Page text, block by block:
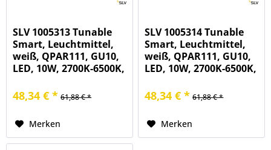
SLV 1005313 Tunable
Smart, Leuchtmittel,
weiß, QPAR111, GU10,
LED, 10W, 2700K-6500K,
48,34 € * 61,88 € *
Merken
SLV 1005314 Tunable
Smart, Leuchtmittel,
weiß, QPAR111, GU10,
LED, 10W, 2700K-6500K,
48,34 € * 61,88 € *
Merken